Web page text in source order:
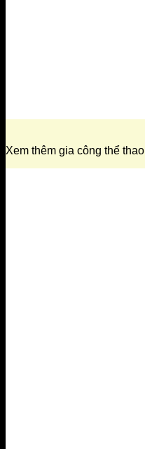
Xem thêm gia công thể thao